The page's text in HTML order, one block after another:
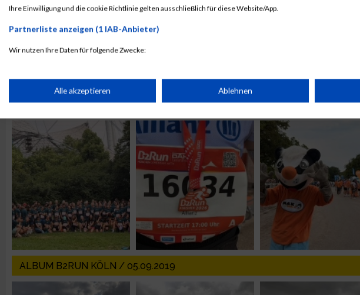
ALBUM B2RUN MÜNCHEN / 15.07.2026
ALBUM B2RUN KÖLN / 05.09.2019
Ihre Einwilligung und die cookie Richtlinie gelten ausschließlich für diese Website/App.
Partnerliste anzeigen (1 IAB-Anbieter)
Wir nutzen Ihre Daten für folgende Zwecke:
Speichern von oder Zugriff auf Informationen auf einem Endgerät
Verwendung reduzierter Daten zur Auswahl von Werbeanzeigen
Erstellung von Profilen für personalisierte Werbung
Verwendung von Profilen zur Auswahl personalisierter Werbung
Erstellung von Profilen zur Personalisierung von Inhalten
Verwendung von Profilen zur Auswahl personalisierter Inhalte
Alle akzeptieren Ablehnen